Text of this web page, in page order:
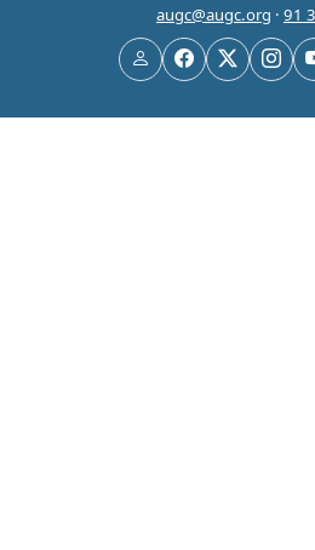
augc@augc.org · 91
UsuarioFacebook
X